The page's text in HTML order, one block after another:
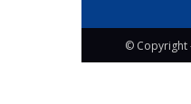
© Copyright